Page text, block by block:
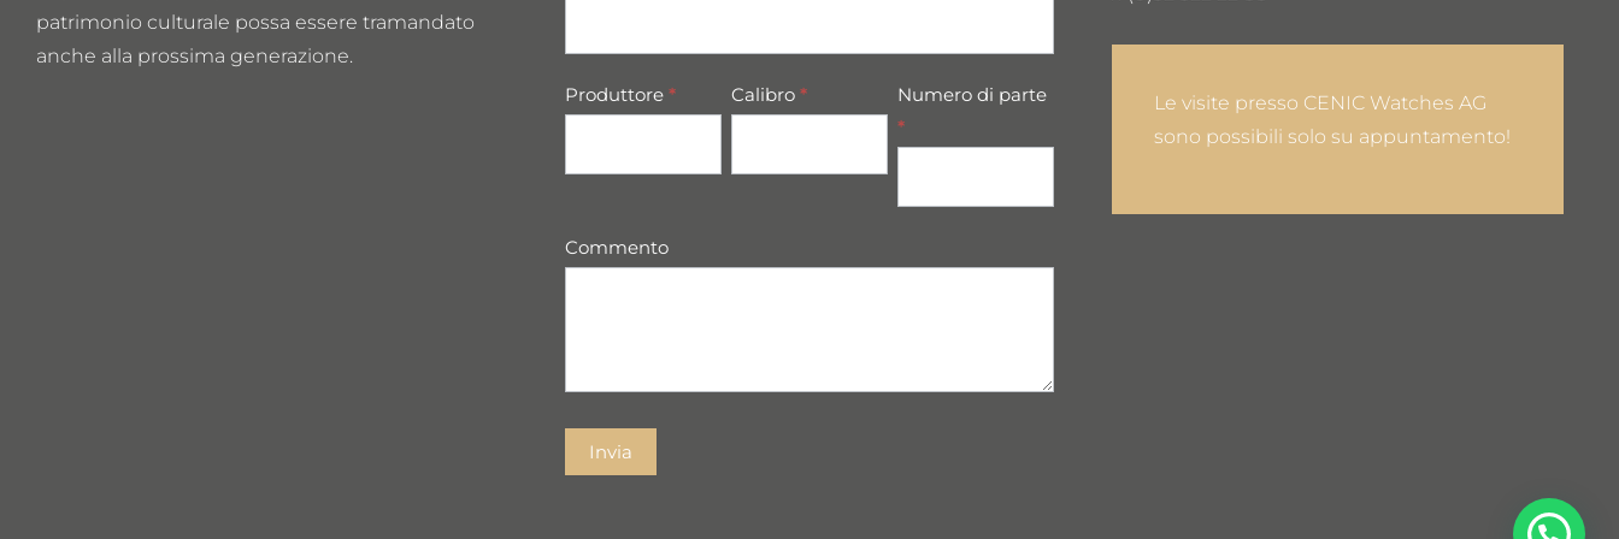
patrimonio culturale possa essere tramandato
anche alla prossima generazione.
Produttore * Calibro *
Numero di parte
*
Commento
Invia
Le visite presso CENIC Watches AG
sono possibili solo su appuntamento!